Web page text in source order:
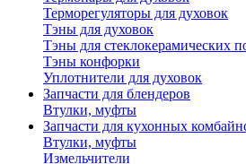
Терморегуляторы для духовок
Тэны для духовок
Тэны для стеклокерамических
Тэны конфорки
Уплотнители для духовок
Запчасти для блендеров
Втулки, муфты
Запчасти для кухонных
Втулки, муфты
Измельчители